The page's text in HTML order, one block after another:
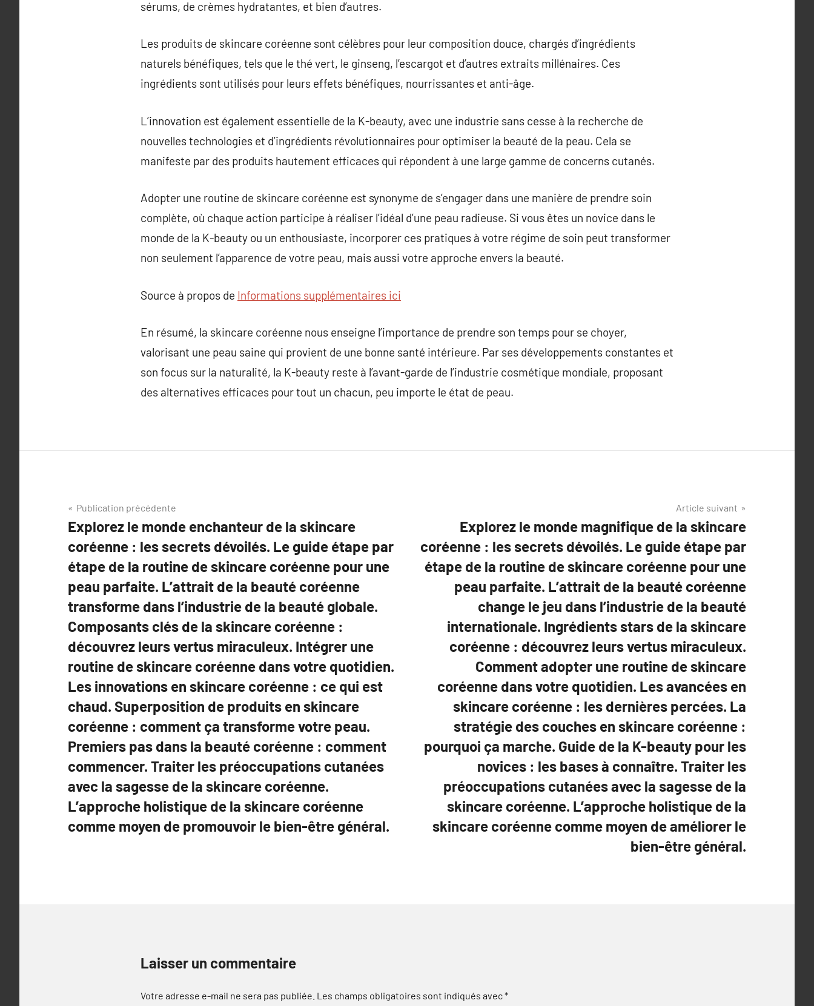
sérums, de crèmes hydratantes, et bien d’autres.
Les produits de skincare coréenne sont célèbres pour leur composition douce, chargés d’ingrédients
naturels bénéfiques, tels que le thé vert, le ginseng, l’escargot et d’autres extraits millénaires. Ces
ingrédients sont utilisés pour leurs effets bénéfiques, nourrissantes et anti-âge.
L’innovation est également essentielle de la K-beauty, avec une industrie sans cesse à la recherche de
nouvelles technologies et d’ingrédients révolutionnaires pour optimiser la beauté de la peau. Cela se
manifeste par des produits hautement efficaces qui répondent à une large gamme de concerns cutanés.
Adopter une routine de skincare coréenne est synonyme de s’engager dans une manière de prendre soin
complète, où chaque action participe à réaliser l’idéal d’une peau radieuse. Si vous êtes un novice dans le
monde de la K-beauty ou un enthousiaste, incorporer ces pratiques à votre régime de soin peut transformer
non seulement l’apparence de votre peau, mais aussi votre approche envers la beauté.
Source à propos de Informations supplémentaires ici
En résumé, la skincare coréenne nous enseigne l’importance de prendre son temps pour se choyer,
valorisant une peau saine qui provient de une bonne santé intérieure. Par ses développements constantes et
son focus sur la naturalité, la K-beauty reste à l’avant-garde de l’industrie cosmétique mondiale, proposant
des alternatives efficaces pour tout un chacun, peu importe le état de peau.
Navigation
de
l’article
Publication précédente
Explorez le monde enchanteur de la skincare
coréenne : les secrets dévoilés. Le guide étape par
étape de la routine de skincare coréenne pour une
peau parfaite. L’attrait de la beauté coréenne
transforme dans l’industrie de la beauté globale.
Composants clés de la skincare coréenne :
découvrez leurs vertus miraculeux. Intégrer une
routine de skincare coréenne dans votre quotidien.
Les innovations en skincare coréenne : ce qui est
chaud. Superposition de produits en skincare
coréenne : comment ça transforme votre peau.
Premiers pas dans la beauté coréenne : comment
commencer. Traiter les préoccupations cutanées
avec la sagesse de la skincare coréenne.
L’approche holistique de la skincare coréenne
comme moyen de promouvoir le bien-être général.
Article suivant
Explorez le monde magnifique de la skincare
coréenne : les secrets dévoilés. Le guide étape par
étape de la routine de skincare coréenne pour une
peau parfaite. L’attrait de la beauté coréenne
change le jeu dans l’industrie de la beauté
internationale. Ingrédients stars de la skincare
coréenne : découvrez leurs vertus miraculeux.
Comment adopter une routine de skincare
coréenne dans votre quotidien. Les avancées en
skincare coréenne : les dernières percées. La
stratégie des couches en skincare coréenne :
pourquoi ça marche. Guide de la K-beauty pour les
novices : les bases à connaître. Traiter les
préoccupations cutanées avec la sagesse de la
skincare coréenne. L’approche holistique de la
skincare coréenne comme moyen de améliorer le
bien-être général.
Laisser un commentaire
Votre adresse e-mail ne sera pas publiée. Les champs obligatoires sont indiqués avec*